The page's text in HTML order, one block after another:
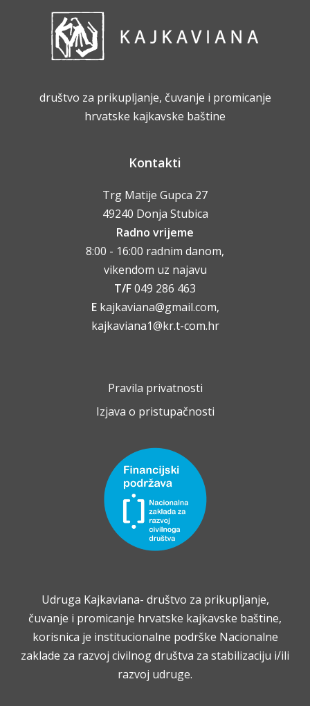
društvo za prikupljanje, čuvanje i promicanje
hrvatske kajkavske baštine
Kontakti
Trg Matije Gupca 27
49240 Donja Stubica
Radno vrijeme
8:00 - 16:00 radnim danom,
vikendom uz najavu
T/F049 286 463
Ekajkaviana@gmail.com,
kajkaviana1@kr.t-com.hr
Pravila privatnosti
Izjava o pristupačnosti
Udruga Kajkaviana- društvo za prikupljanje,
čuvanje i promicanje hrvatske kajkavske baštine,
korisnica je institucionalne podrške Nacionalne
zaklade za razvoj civilnog društva za stabilizaciju i/ili
razvoj udruge.